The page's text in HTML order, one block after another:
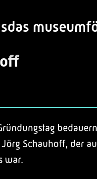
das museum
Schauhoff, der
war.